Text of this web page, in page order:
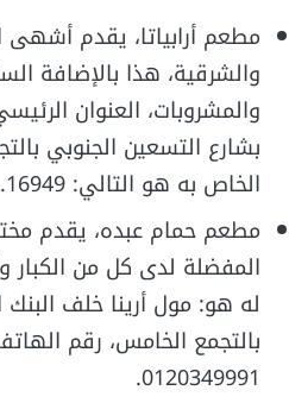
مطعم أرابياتا، يقدم أشهى
والشرقية، هذا بالإضافة
والمشروبات، العنوان
بشارع التسعين الجنوبي
الخاص به هو التالي: 16949.
مطعم حمام عبده، يقدم
المفضلة لدى كل من الكبار
له هو: مول أرينا خلف
بالتجمع الخامس، رقم
0120349991.